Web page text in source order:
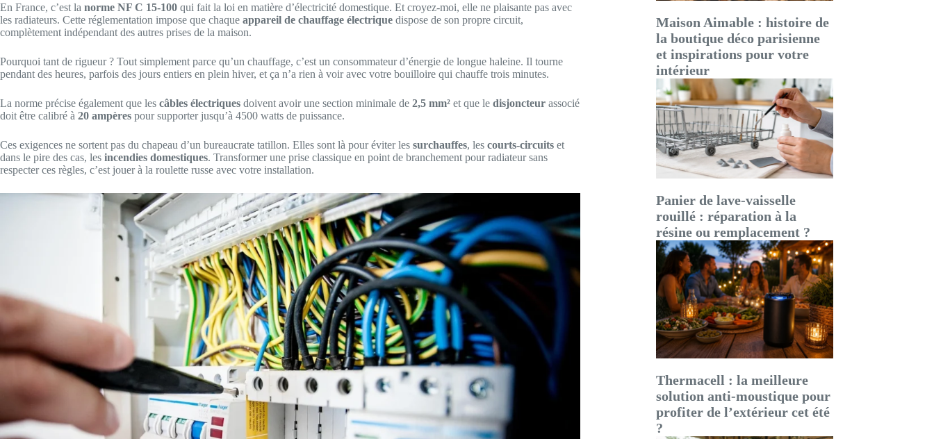
En France, c’est la norme NF C 15-100 qui fait la loi en matière d’électricité domestique. Et croyez-moi, elle ne plaisante pas avec
les radiateurs. Cette réglementation impose que chaque appareil de chauffage électrique dispose de son propre circuit,
complètement indépendant des autres prises de la maison.
Pourquoi tant de rigueur ? Tout simplement parce qu’un chauffage, c’est un consommateur d’énergie de longue haleine. Il tourne
pendant des heures, parfois des jours entiers en plein hiver, et ça n’a rien à voir avec votre bouilloire qui chauffe trois minutes.
La norme précise également que les câbles électriques doivent avoir une section minimale de 2,5 mm² et que le disjoncteur associé
doit être calibré à 20 ampères pour supporter jusqu’à 4500 watts de puissance.
Ces exigences ne sortent pas du chapeau d’un bureaucrate tatillon. Elles sont là pour éviter les surchauffes, les courts-circuits et
dans le pire des cas, les incendies domestiques. Transformer une prise classique en point de branchement pour radiateur sans
respecter ces règles, c’est jouer à la roulette russe avec votre installation.
Maison Aimable : histoire de
la boutique déco parisienne
et inspirations pour votre
intérieur
Panier de lave-vaisselle
rouillé : réparation à la
résine ou remplacement ?
Thermacell : la meilleure
solution anti-moustique pour
profiter de l’extérieur cet été
?